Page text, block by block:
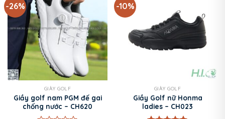
-26%
GIÀY GOLF
Giầy golf nam PGM đế gai
chống nước – CH620
-10%
GIÀY GOLF
Giầy Golf nữ Honma
ladies – CH023